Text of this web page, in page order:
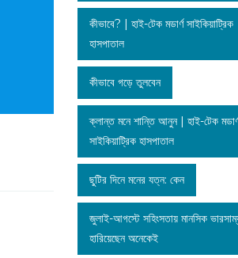
কীভাবে? | হাই-টেক মডার্ণ সাইকিয়াট্রিক
হাসপাতাল
কীভাবে গড়ে তুলবেন
ক্লান্ত মনে শান্তি আনুন | হাই-টেক
সাইকিয়াট্রিক হাসপাতাল
ছুটির দিনে মনের যত্ন: কেন
জুলাই-আগস্টে সহিংসতায় মানসিক
হারিয়েছেন অনেকেই